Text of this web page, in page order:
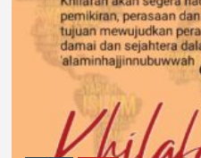
Ciptaker,
Hutan
Dikapitalisasi